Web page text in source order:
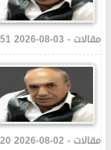
مقالات - 03-08-2026 07:51 AM
مقالات - 02-08-2026 09:20 AM